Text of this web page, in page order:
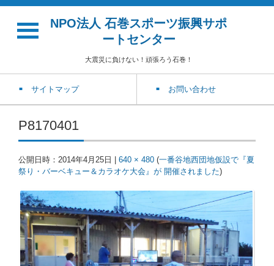
NPO法人 石巻スポーツ振興サポ
ートセンター
大震災に負けない！頑張ろう石巻！
サイトマップ お問い合わせ
P8170401
公開日時： 2014年4月25日 640 × 480 (一番谷地西団地仮設で『夏
祭り・バーベキュー＆カラオケ大会』が 開催されました)